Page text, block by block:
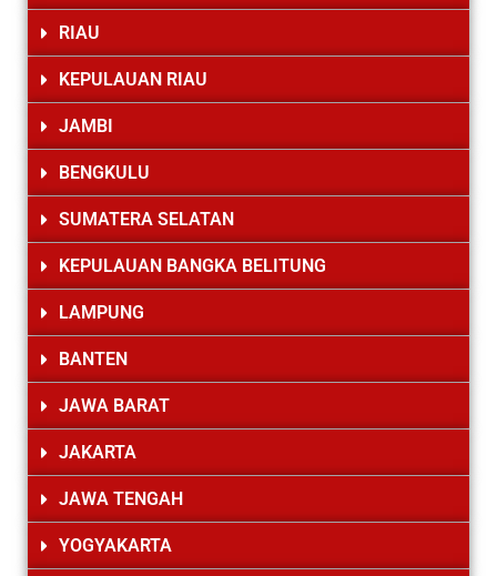
RIAU
KEPULAUAN RIAU
JAMBI
BENGKULU
SUMATERA SELATAN
KEPULAUAN BANGKA BELITUNG
LAMPUNG
BANTEN
JAWA BARAT
JAKARTA
JAWA TENGAH
YOGYAKARTA